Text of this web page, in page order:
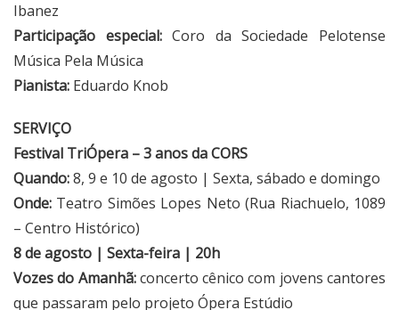
Ibanez
Participação especial:Coro da Sociedade Pelotense
Música Pela Música
Pianista: Eduardo Knob
SERVIÇO
Festival TriÓpera – 3 anos da CORS
Quando:8, 9 e 10 de agosto | Sexta, sábado e domingo
Onde: Teatro Simões Lopes Neto (Rua Riachuelo, 1089
– Centro Histórico)
8 de agosto | Sexta-feira | 20h
Vozes do Amanhã:concerto cênico com jovens cantores
que passaram pelo projeto Ópera Estúdio